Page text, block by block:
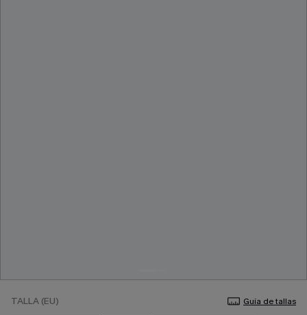
TALLA (EU) Guía de tallas